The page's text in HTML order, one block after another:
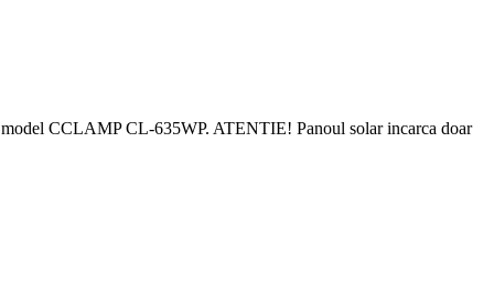
CCLAMP CL-635WP. ATENTIE! Panoul solar incarca doar